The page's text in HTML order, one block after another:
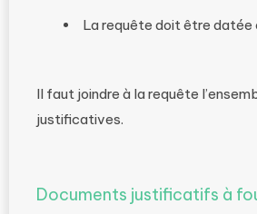
La requête doit être datée
Il faut joindre à la requête
justificatives.
Documents justificatifs à